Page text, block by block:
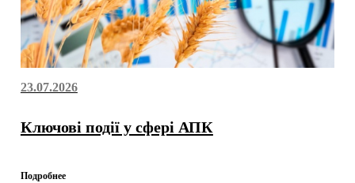
23.07.2026
Ключові події у сфері АПК
Подробнее